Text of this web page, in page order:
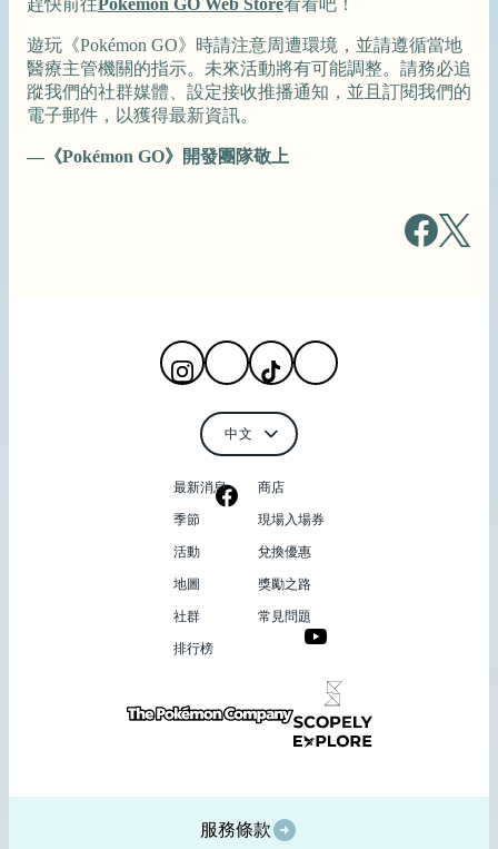
趕快前往 Pokémon GO Web Store看看吧！
遊玩《Pokémon GO》時請注意周遭環境，並請遵循當地
醫療主管機關的指示。未來活動將有可能調整。請務必追
蹤我們的社群媒體、設定接收推播通知，並且訂閱我們的
電子郵件，以獲得最新資訊。
—《Pokémon GO》開發團隊敬上
最新消息
季節
活動
地圖
社群
排行榜
商店
現場入場券
兌換優惠
獎勵之路
常見問題
服務條款